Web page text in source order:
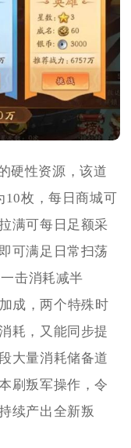
硬性资源，该道
10枚，每日商城可
满可每日足额采
可满足日常扫荡
击消耗减半
成，两个特殊时
耗，又能同步提
大量消耗储备道
刷叛军操作，令
续产出全新叛